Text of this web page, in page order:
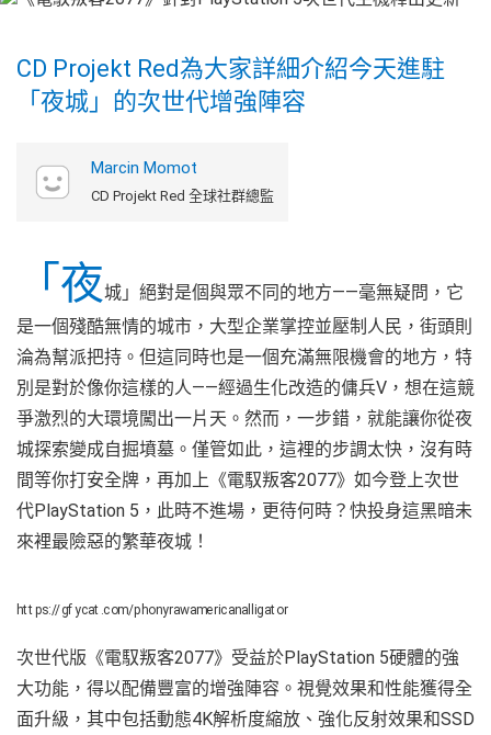
CD Projekt Red為大家詳細介紹今天進駐
「夜城」的次世代增強陣容
Marcin Momot
CD Projekt Red 全球社群總監
「夜城」絕對是個與眾不同的地方——毫無疑問，它
是一個殘酷無情的城市，大型企業掌控並壓制人民，街頭則
淪為幫派把持。但這同時也是一個充滿無限機會的地方，特
別是對於像你這樣的人——經過生化改造的傭兵V，想在這競
爭激烈的大環境闖出一片天。然而，一步錯，就能讓你從夜
城探索變成自掘墳墓。僅管如此，這裡的步調太快，沒有時
間等你打安全牌，再加上《電馭叛客2077》如今登上次世
代PlayStation 5，此時不進場，更待何時？快投身這黑暗未
來裡最險惡的繁華夜城！
https://gfycat.com/phonyrawamericanalligator
次世代版《電馭叛客2077》受益於PlayStation 5硬體的強
大功能，得以配備豐富的增強陣容。視覺效果和性能獲得全
面升級，其中包括動態4K解析度縮放、強化反射效果和SSD